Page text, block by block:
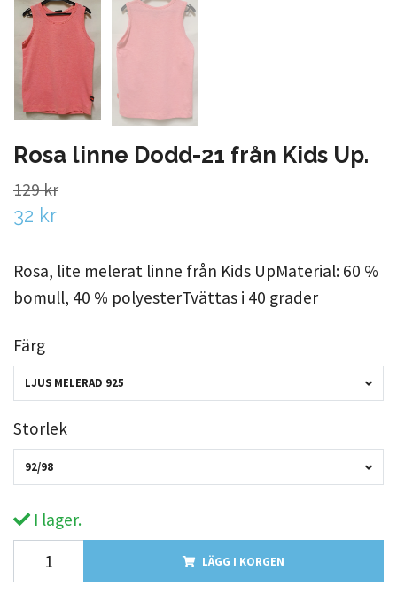
Rosa linne Dodd-21 från Kids Up.
129 kr
32 kr
Rosa, lite melerat linne från Kids UpMaterial: 60 %
bomull, 40 % polyesterTvättas i 40 grader
Färg
LJUS MELERAD 925
Storlek
92/98
I lager.
LÄGG I KORGEN